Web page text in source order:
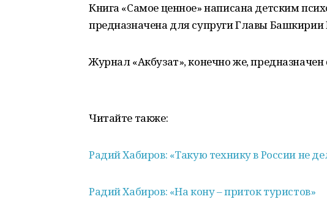
Книга «Самое ценное» написана детским
предназначена для супруги Главы Башкирии
Журнал «Акбузат», конечно же,
Читайте также:
Радий Хабиров: «Такую технику в России не
Радий Хабиров: «На кону – приток туристов»